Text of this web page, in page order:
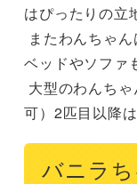
はぴったりの立
ベッドやソファ
可）2匹目以降
バニラ